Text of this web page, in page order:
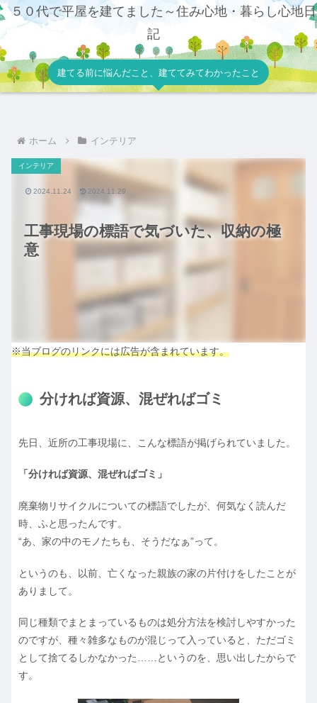
５０代で平屋を建てました～住み心地・暮らし心地日
記
建てる前に悩んだこと、建ててみてわかったこと
ホーム インテリア
工事現場の標語で気づいた、収納の極
意
インテリア
2024.11.24 2024.11.29
※当ブログのリンクには広告が含まれています。
分ければ資源、混ぜればゴミ
先日、近所の工事現場に、こんな標語が掲げられていました。
「分ければ資源、混ぜればゴミ」
廃棄物リサイクルについての標語でしたが、何気なく読んだ
時、ふと思ったんです。
“あ、家の中のモノたちも、そうだなぁ”って。
というのも、以前、亡くなった親族の家の片付けをしたことが
ありまして。
同じ種類でまとまっているものは処分方法を検討しやすかった
のですが、種々雑多なものが混じって入っていると、ただゴミ
として捨てるしかなかった……というのを、思い出したからで
す。